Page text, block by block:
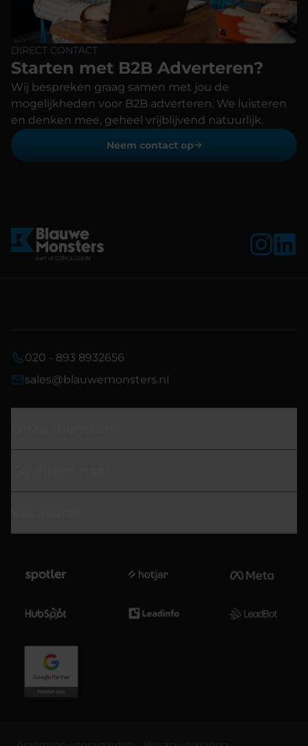
DIRECT CONTACT
Starten met B2B Adverteren?
Wij bespreken graag samen met jou de
mogelijkheden voor B2B adverteren. We luisteren
en denken mee, geheel vrijblijvend natuurlijk.
Neem contact op
020 - 893 8932656
sales@blauwemonsters.nl